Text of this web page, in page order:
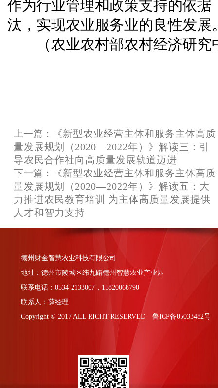
作为行业管理和政策支持的依
汰，实现农业服务业的良性发展
（农业农村部农村经济研究
上一篇：
《新型农业经营主体和服务主体高质
量发展规划（2020—2022年）》解读三：引
导农民合作社向高质量发展轨道迈进
下一篇：
《新型农业经营主体和服务主体高质
量发展规划（2020—2022年）》解读五：大
力推进农民教育培训 为主体高质量发展提供
人才和智力支持
德州财金智慧农业科技有限公司
地址：德州市陵城区纬九路德州智慧农业产业园
联系电话：0534-2133007，15820068790
联系人：薛经理
Copyright © 2017 ALL RICHT RESERVED 鲁ICP备05033482号